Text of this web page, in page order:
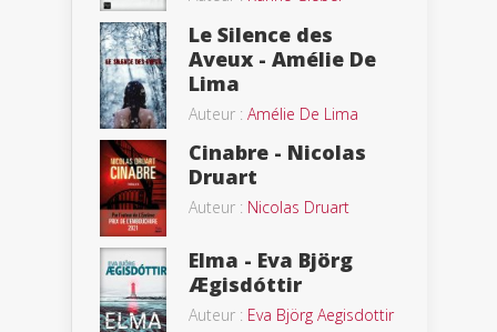
Le Silence des
Aveux - Amélie De
Lima
Auteur : Amélie De Lima
Cinabre - Nicolas
Druart
Auteur : Nicolas Druart
Elma - Eva Björg
Ægisdóttir
Auteur : Eva Björg Aegisdottir